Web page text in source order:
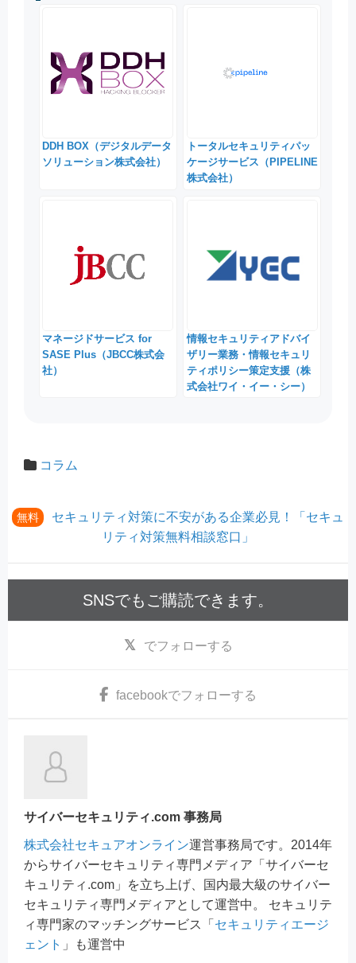
DDH BOX（デジタルデータ
ソリューション株式会社）
トータルセキュリティパッ
ケージサービス（PIPELINE
株式会社）
マネージドサービス for
SASE Plus（JBCC株式会
社）
情報セキュリティアドバイ
ザリー業務・情報セキュリ
ティポリシー策定支援（株
式会社ワイ・イー・シー）
コラム
無料
セキュリティ対策に不安がある企業必見！「セキュ
リティ対策無料相談窓口」
SNSでもご購読できます。
でフォローする
facebookでフォローする
サイバーセキュリティ.com 事務局
株式会社セキュアオンライン運営事務局です。2014年
からサイバーセキュリティ専門メディア「サイバーセ
キュリティ.com」を立ち上げ、国内最大級のサイバー
セキュリティ専門メディアとして運営中。 セキュリテ
ィ専門家のマッチングサービス「 セキュリティエージ
ェント 」も運営中